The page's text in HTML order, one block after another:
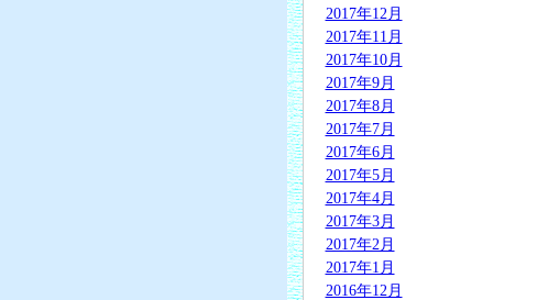
2017年12月
2017年11月
2017年10月
2017年9月
2017年8月
2017年7月
2017年6月
2017年5月
2017年4月
2017年3月
2017年2月
2017年1月
2016年12月